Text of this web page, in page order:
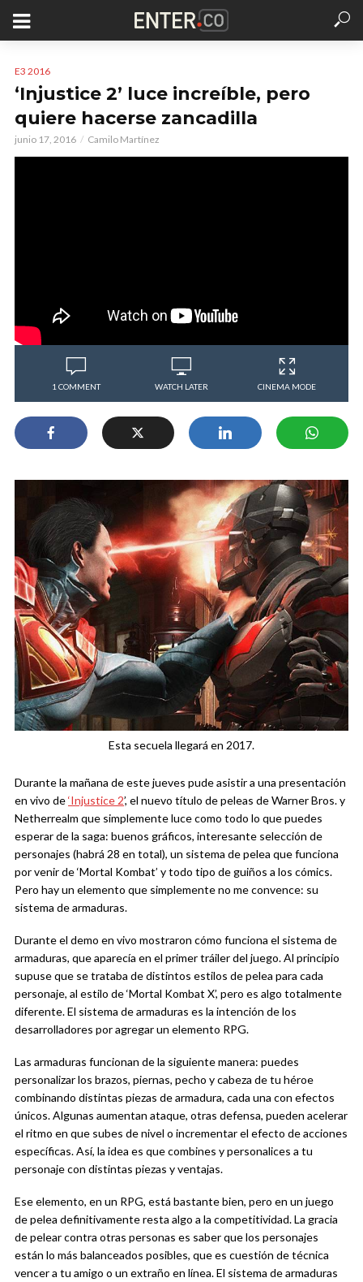
E3 2016
‘Injustice 2’ luce increíble, pero
quiere hacerse zancadilla
junio 17, 2016 Camilo Martínez
1 COMMENT WATCH LATER CINEMA MODE
Esta secuela llegará en 2017.
Durante la mañana de este jueves pude asistir a una presentación
en vivo de‘Injustice 2’, el nuevo título de peleas de Warner Bros. y
Netherrealm que simplemente luce como todo lo que puedes
esperar de la saga: buenos gráficos, interesante selección de
personajes (habrá 28 en total), un sistema de pelea que funciona
por venir de ‘Mortal Kombat’ y todo tipo de guiños a los cómics.
Pero hay un elemento que simplemente no me convence: su
sistema de armaduras.
Durante el demo en vivo mostraron cómo funciona el sistema de
armaduras, que aparecía en el primer tráiler del juego. Al principio
supuse que se trataba de distintos estilos de pelea para cada
personaje, al estilo de ‘Mortal Kombat X’, pero es algo totalmente
diferente. El sistema de armaduras es la intención de los
desarrolladores por agregar un elemento RPG.
Las armaduras funcionan de la siguiente manera: puedes
personalizar los brazos, piernas, pecho y cabeza de tu héroe
combinando distintas piezas de armadura, cada una con efectos
únicos. Algunas aumentan ataque, otras defensa, pueden acelerar
el ritmo en que subes de nivel o incrementar el efecto de acciones
específicas. Así, la idea es que combines y personalices a tu
personaje con distintas piezas y ventajas.
Ese elemento, en un RPG, está bastante bien, pero en un juego
de pelea definitivamente resta algo a la competitividad. La gracia
de pelear contra otras personas es saber que los personajes
están lo más balanceados posibles, que es cuestión de técnica
vencer a tu amigo o un extraño en línea. El sistema de armaduras